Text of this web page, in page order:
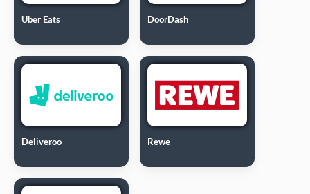
Uber Eats DoorDash
Deliveroo Rewe